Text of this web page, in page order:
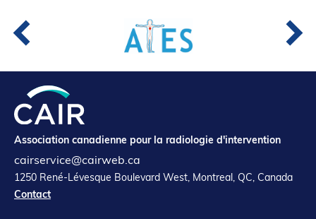
Association canadienne pour la radiologie d'intervention
cairservice@cairweb.ca
1250 René-Lévesque Boulevard West, Montreal, QC, Canada
Contact